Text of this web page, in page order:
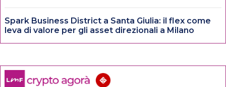
Spark Business District a Santa Giulia: il flex come
leva di valore per gli asset direzionali a Milano